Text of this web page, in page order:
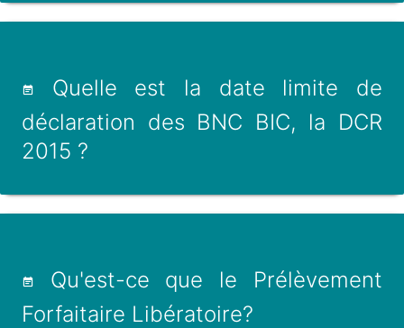
Quelle est la date limite de
déclaration des BNC BIC, la DCR
2015 ?
Qu'est-ce que le Prélèvement
Forfaitaire Libératoire?